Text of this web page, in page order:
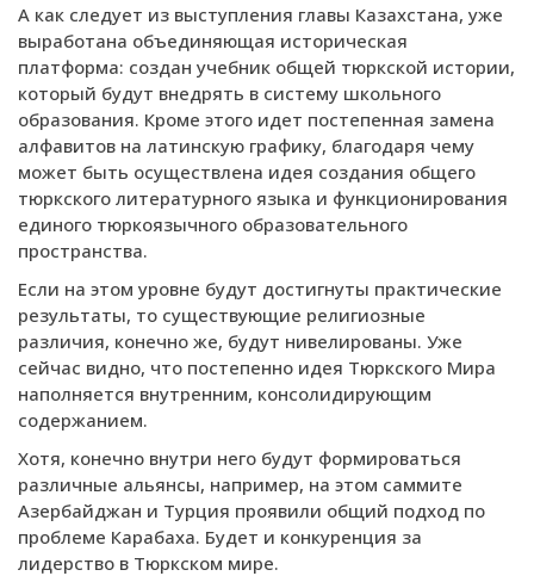
А как следует из выступления главы Казахстана, уже
выработана объединяющая историческая
платформа: создан учебник общей тюркской истории,
который будут внедрять в систему школьного
образования. Кроме этого идет постепенная замена
алфавитов на латинскую графику, благодаря чему
может быть осуществлена идея создания общего
тюркского литературного языка и функционирования
единого тюркоязычного образовательного
пространства.
Если на этом уровне будут достигнуты практические
результаты, то существующие религиозные
различия, конечно же, будут нивелированы. Уже
сейчас видно, что постепенно идея Тюркского Мира
наполняется внутренним, консолидирующим
содержанием.
Хотя, конечно внутри него будут формироваться
различные альянсы, например, на этом саммите
Азербайджан и Турция проявили общий подход по
проблеме Карабаха. Будет и конкуренция за
лидерство в Тюркском мире.